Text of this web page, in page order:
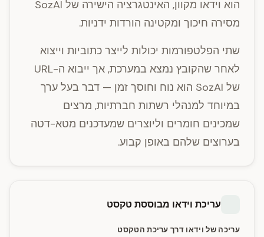
הוא וידאו מקוון, האינטגרציה הישירה של SozAI
מסירה חיכוך ומקטינה הורדות ידניות.
שתי הפלטפורמות יכולות לייצר כתוביות וייצוא
לאחר שהקובץ נמצא במערכת, אך ייבוא ה-URL
של SozAI הוא נוח וחוסך זמן — דבר בעל ערך
במיוחד למנהלי רשתות חברתיות, מרצים
שמכינים חומרים וליוצרים שמעדכנים מטא-דטה
בערוצים שלהם באופן קבוע.
עריכת וידאו מבוססת טקסט
עריכה של וידאו דרך עריכת הטקסט